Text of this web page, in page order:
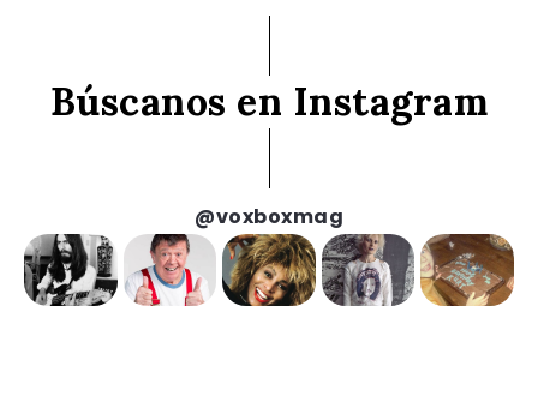
Búscanos en Instagram
@voxboxmag